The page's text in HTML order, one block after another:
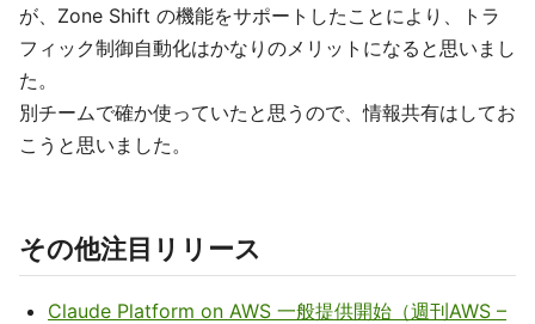
が、Zone Shift の機能をサポートしたことにより、トラ
フィック制御自動化はかなりのメリットになると思いまし
た。
別チームで確か使っていたと思うので、情報共有はしてお
こうと思いました。
その他注目リリース
Claude Platform on AWS 一般提供開始（週刊AWS –